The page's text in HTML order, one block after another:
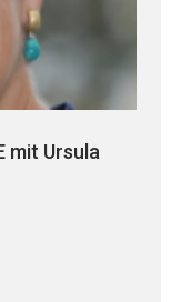
mit Ursula